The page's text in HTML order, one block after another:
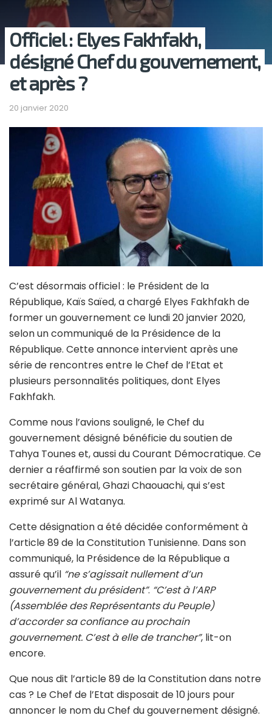
Officiel : Elyes Fakhfakh,
désigné Chef du gouvernement,
et après ?
20 janvier 2020
C’est désormais officiel : le Président de la
République, Kaïs Saïed, a chargé Elyes Fakhfakh de
former un gouvernement ce lundi 20 janvier 2020,
selon un communiqué de la Présidence de la
République. Cette annonce intervient après une
série de rencontres entre le Chef de l’Etat et
plusieurs personnalités politiques, dont Elyes
Fakhfakh.
Comme nous l’avions souligné, le Chef du
gouvernement désigné bénéficie du soutien de
Tahya Tounes et, aussi du Courant Démocratique. Ce
dernier a réaffirmé son soutien par la voix de son
secrétaire général, Ghazi Chaouachi, qui s’est
exprimé sur Al Watanya.
Cette désignation a été décidée conformément à
l’article 89 de la Constitution Tunisienne. Dans son
communiqué, la Présidence de la République a
assuré qu’il “ne s’agissait nullement d’un
gouvernement du président”. “C’est à l’ARP
(Assemblée des Représentants du Peuple)
d’accorder sa confiance au prochain
gouvernement. C’est à elle de trancher”, lit-on
encore.
Que nous dit l’article 89 de la Constitution dans notre
cas ? Le Chef de l’Etat disposait de 10 jours pour
annoncer le nom du Chef du gouvernement désigné.